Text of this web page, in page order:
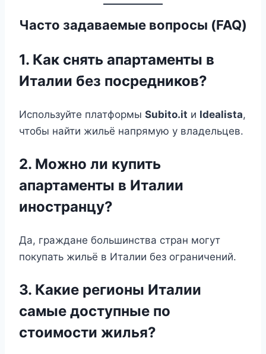
Часто задаваемые вопросы (FAQ)
1. Как снять апартаменты в
Италии без посредников?
Используйте платформы Subito.it и Idealista,
чтобы найти жильё напрямую у владельцев.
2. Можно ли купить
апартаменты в Италии
иностранцу?
Да, граждане большинства стран могут
покупать жильё в Италии без ограничений.
3. Какие регионы Италии
самые доступные по
стоимости жилья?